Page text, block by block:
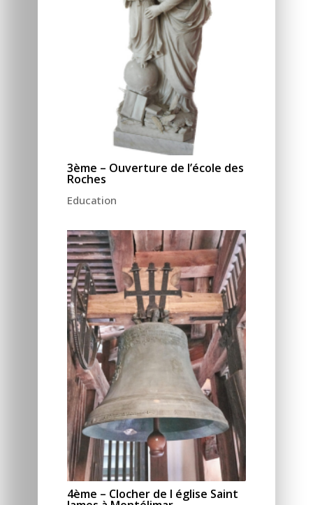
3ème – Ouverture de l’école des
Roches
Education
4ème – Clocher de l église Saint